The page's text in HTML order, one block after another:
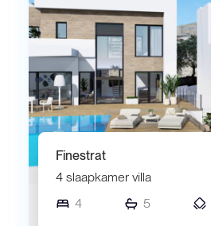
Finestrat
4 slaapkamer villa
4
5